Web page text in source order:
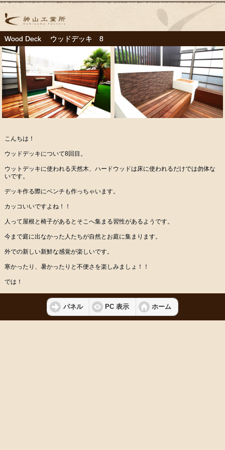
Wood Deck ウッドデッキ 8
こんちは！
ウッドデッキについて8回目。
ウットデッキに使われる天然木、ハードウッドは床に使われるだけでは勿体な
いです。
デッキ作る際にベンチも作っちゃいます。
カッコいいですよね！！
人って屋根と椅子があるとそこへ集まる習性があるようです。
今まで庭に出なかった人たちが自然とお庭に集まります。
外での新しい新鮮な感覚が楽しいです。
寒かったり、暑かったりと不便さを楽しみましょ！！
では！
パネル PC 表示 ホーム